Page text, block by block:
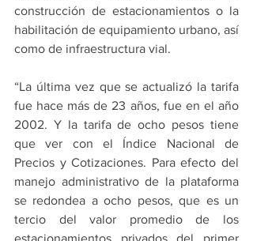
construcción de estacionamientos o la
habilitación de equipamiento urbano, así
como de infraestructura vial.
“La última vez que se actualizó la tarifa
fue hace más de 23 años, fue en el año
2002. Y la tarifa de ocho pesos tiene
que ver con el Índice Nacional de
Precios y Cotizaciones. Para efecto del
manejo administrativo de la plataforma
se redondea a ocho pesos, que es un
tercio del valor promedio de los